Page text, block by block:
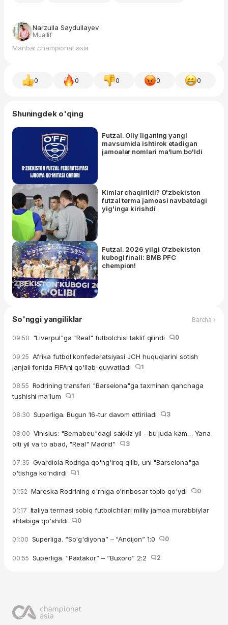
Narzulla Saydullayev
Muallif
Manba: championat.asia
0 0 0 0 0
Shuningdek o'qing
Futzal. Oliy liganing yangi
mavsumida ishtirok etadigan
jamoalar nomlari ma'lum bo'ldi
Kimlar chaqirildi? O'zbekiston
futzal terma jamoasi navbatdagi
yig'inga kirishdi
Futzal. 2026 yilgi O'zbekiston
kubogi finali: BMB PFC
chempion!
So'nggi yangiliklar Barcha ›
09:50 "Liverpul"ga "Real" futbolchisi taklif qilindi 0
09:25 Afrika futbol konfederatsiyasi JCH huquqlarini sotish
janjali fonida FIFAni qo'llab-quvvatladi
1
08:55 Rodrining transferi "Barselona"ga taxminan qanchaga
tushishi ma'lum
1
08:30 Superliga. Bugun 16-tur davom ettiriladi 3
08:00 Vinisius: "Bernabeu"dagi sakkiz yil - bu juda kam… Yana
olti yil va to abad, "Real" Madrid"
3
07:35 Gvardiola Rodriga qo'ng'iroq qilib, uni "Barselona"ga
o'tishga ko'ndirdi
1
01:52 Mareska Rodrining o'rniga o'rinbosar topib qo'ydi 0
01:17 Italiya termasi sobiq futbolchilari milliy jamoa murabbiylar
shtabiga qo'shildi
0
01:00 Superliga. “So'g'diyona” – “Andijon” 1:0 0
00:55 Superliga. “Paxtakor” – “Buxoro” 2:2 2